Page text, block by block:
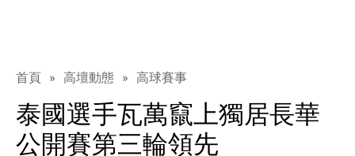
首頁 » 高壇動態 » 高球賽事
泰國選手瓦萬竄上獨居長華
公開賽第三輪領先